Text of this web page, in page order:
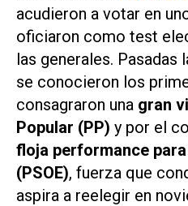
acudieron a votar en
oficiaron como test
las generales. Pasadas
se conocieron los
consagraron una gran
Popular (PP) y por el
floja performance
(PSOE), fuerza que
aspira a reelegir en